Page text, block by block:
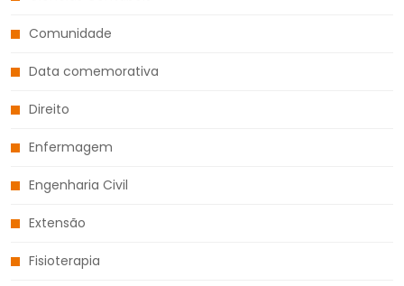
Comunidade
Data comemorativa
Direito
Enfermagem
Engenharia Civil
Extensão
Fisioterapia